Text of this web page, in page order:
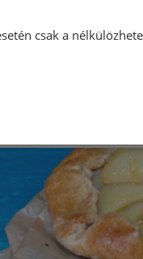
csak a